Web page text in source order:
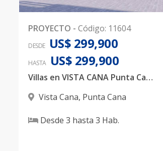
PROYECTO - Código: 11604
DESDE US$ 299,900
HASTA US$ 299,900
Villas en VISTA CANA Punta Cana, 3 habitaciones
Vista Cana, Punta Cana
Desde 3 hasta 3 Hab.